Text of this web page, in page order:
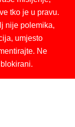
tko je u pravu.
nije polemika,
umjesto
Ne